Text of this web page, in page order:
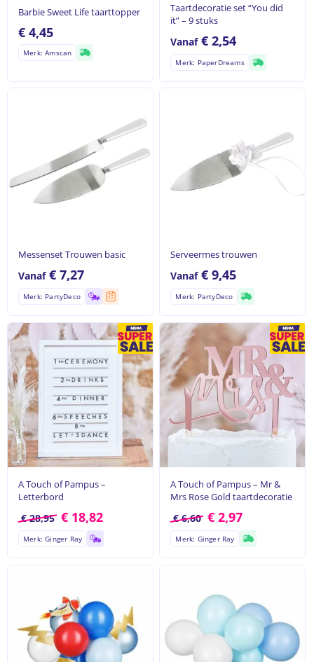
Barbie Sweet Life taarttopper
€ 4,45
Merk: Amscan
Taartdecoratie set “You did
it” – 9 stuks
Vanaf€2,54
Merk: PaperDreams
Messenset Trouwen basic
Vanaf€ 7,27
Merk: PartyDeco
Serveermes trouwen
Vanaf€9,45
Merk: PartyDeco
A Touch of Pampus –
Letterbord
€28,95 € 18,82
Merk: Ginger Ray
A Touch of Pampus – Mr &
Mrs Rose Gold taartdecoratie
€6,60 €2,97
Merk: Ginger Ray